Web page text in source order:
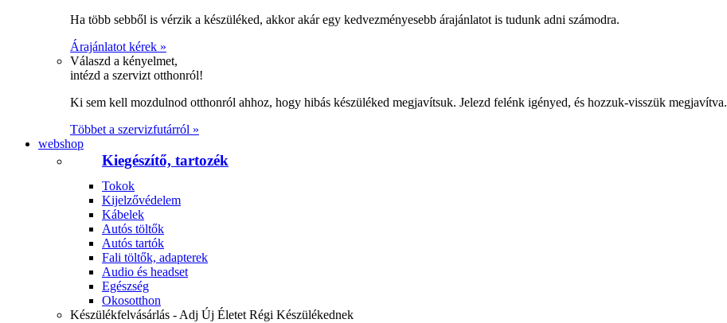
Ha több sebből is vérzik a készüléked, akkor akár egy kedvezményesebb árajánlatot is tudunk adni számodra.
Árajánlatot kérek »
Válaszd a kényelmet,
intézd a szervizt otthonról!
Ki sem kell mozdulnod otthonról ahhoz, hogy hibás készüléked megjavítsuk. Jelezd felénk igényed, és hozzuk-visszük megjavítva.
Többet a szervizfutárról »
webshop
Kiegészítő, tartozék
Tokok
Kijelzővédelem
Kábelek
Autós töltők
Autós tartók
Fali töltők, adapterek
Audio és headset
Egészség
Okosotthon
Készülékfelvásárlás - Adj Új Életet Régi Készülékednek